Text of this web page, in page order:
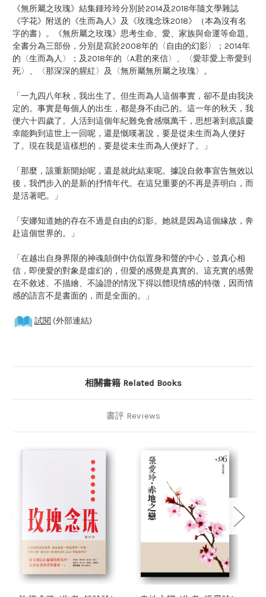
《無所屬之玫瑰》結集鍾玲玲分別於2014及2018年隨文學雜誌
《字花》附送的《生而為人》及《玫瑰念珠2018》（本為沒有名
字的書）。《無所屬之玫瑰》思考生命、愛、家族與命運等命題。
全書分為三部份，分別是寫於2008年的〈自由的幻影〉；2014年
的〈生而為人〉；及2018年的〈A君的來信〉、〈愛菲愛上帝愛到
死〉、〈那深深的腥紅〉及〈無所屬無所屬之玫瑰〉。
「一九四八年秋，我出生了。但生而為人這個事實，卻不是由我決
定的。事實是每個人的出生，都是身不由己的。這一年的秋天，我
便六十四歲了。人活到這個年紀難免會感慨萬千，思想著到底該慶
幸能夠到這世上一回呢，還是慨嘆著說，要是從未生而為人便好
了。現在我是這樣想的，要是從未生而為人便好了。」
「那麼，該重新開始呢，還是就此結束呢。據說自敘事宣告無效以
後，我們步入的是新的抒情年代。在這兒重要的不再是弄明白，而
是活著吧。」
「安娜知道她的存在不過是自由的幻影。她就是因為這個緣故，奔
赴這個世界的。」
「在越出自身界限的神魂顛倒中仿似置身和聲的中心，並真心相
信，即便愛的對象是虛幻的，但愛的感覺是真實的。這充實的感覺
在不敘述、不描繪、不論證的情況下得以體現情感的特徵，因而情
感的語言不是書面的，而是全面的。」
試閱 (外部連結)
相關書籍 Related Books
書評 Reviews